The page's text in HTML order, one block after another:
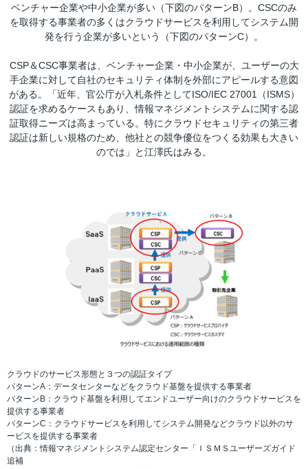
ベンチャー企業や中小企業が多い（下図のパターンB）。CSCのみ
を取得する事業者の多くはクラウドサービスを利用してシステム開
発を行う企業が多いという（下図のパターンC）。
CSP＆CSC事業者は、ベンチャー企業・中小企業が、ユーザーの大
手企業に対して自社のセキュリティ体制を外部にアピールする意図
がある。「近年、官公庁が入札条件としてISO/IEC 27001（ISMS）
認証を求めるケースもあり、情報マネジメントシステムに関する認
証取得ニーズは高まっている。特にクラウドセキュリティの第三者
認証は新しい規格のため、他社との競争優位をつくる効果も大きい
のでは」と江澤氏はみる。
クラウドのサービス形態と３つの認証タイプ
パターンA：データセンターなどをクラウド基盤を提供する事業者
パターンB：クラウド基盤を利用してエンドユーザー向けのクラウドサービスを
提供する事業者
パターンC：クラウドサービスを利用してシステム開発などクラウド以外のサ
ービスを提供する事業者
（出典：情報マネジメントシステム認定センター「
ＩＳＭＳユーザーズガイド
追補